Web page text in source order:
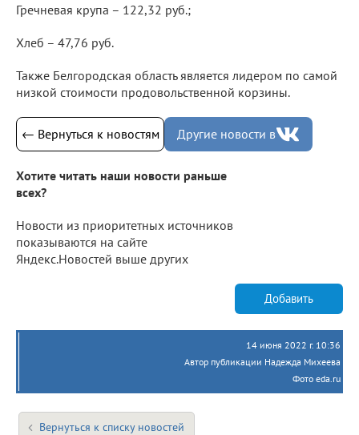
Гречневая крупа – 122,32 руб.;
Хлеб – 47,76 руб.
Также Белгородская область является лидером по самой
низкой стоимости продовольственной корзины.
← Вернуться к новостям Другие новости в
Хотите читать наши новости раньше
всех?
Новости из приоритетных источников
показываются на сайте
Яндекс.Новостей выше других
Добавить
14 июня 2022 г. 10:36
Автор публикации Надежда Михеева
Фото eda.ru
Вернуться к списку новостей